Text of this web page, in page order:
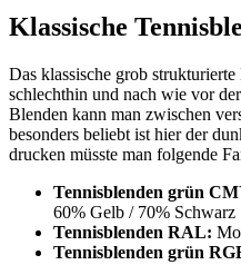
Klassische
Das klassische grob
schlechthin und nach wie vor
Blenden kann man zwischen
besonders beliebt ist hier der
drucken müsste man folgende
Tennisblenden grün
60% Gelb / 70% Schwarz
Tennisblenden RAL:
Tennisblenden grün